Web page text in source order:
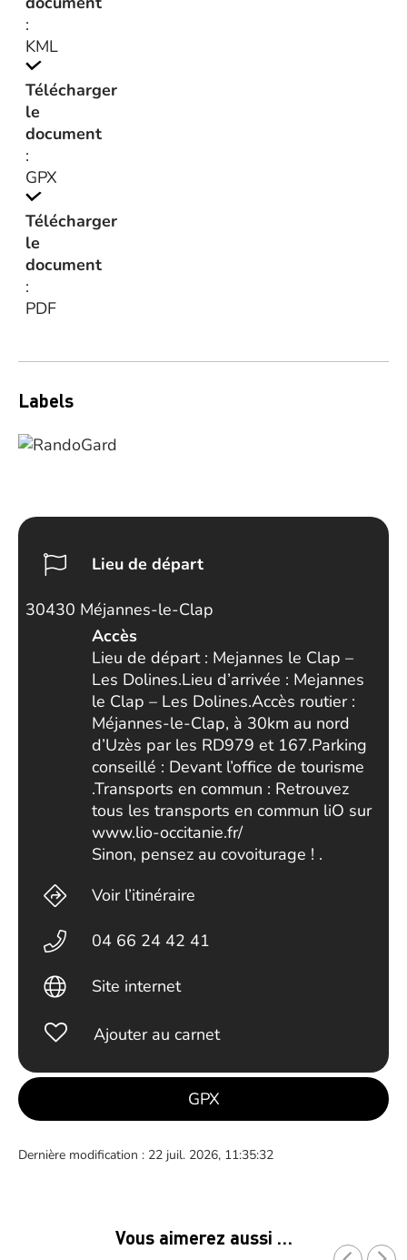
:
KML
Télécharger
le
document
:
GPX
Télécharger
le
document
:
PDF
Labels
Lieu de départ
30430 Méjannes-le-Clap
Accès
Lieu de départ : Mejannes le Clap –
Les Dolines.Lieu d’arrivée : Mejannes
le Clap – Les Dolines.Accès routier :
Méjannes-le-Clap, à 30km au nord
d’Uzès par les RD979 et 167.Parking
conseillé : Devant l’office de tourisme
.Transports en commun : Retrouvez
tous les transports en commun liO sur
www.lio-occitanie.fr/
Sinon, pensez au covoiturage ! .
Voir l’itinéraire
04 66 24 42 41
Site internet
Ajouter au carnet
GPX
Dernière modification : 22 juil. 2026, 11:35:32
Vous aimerez aussi …